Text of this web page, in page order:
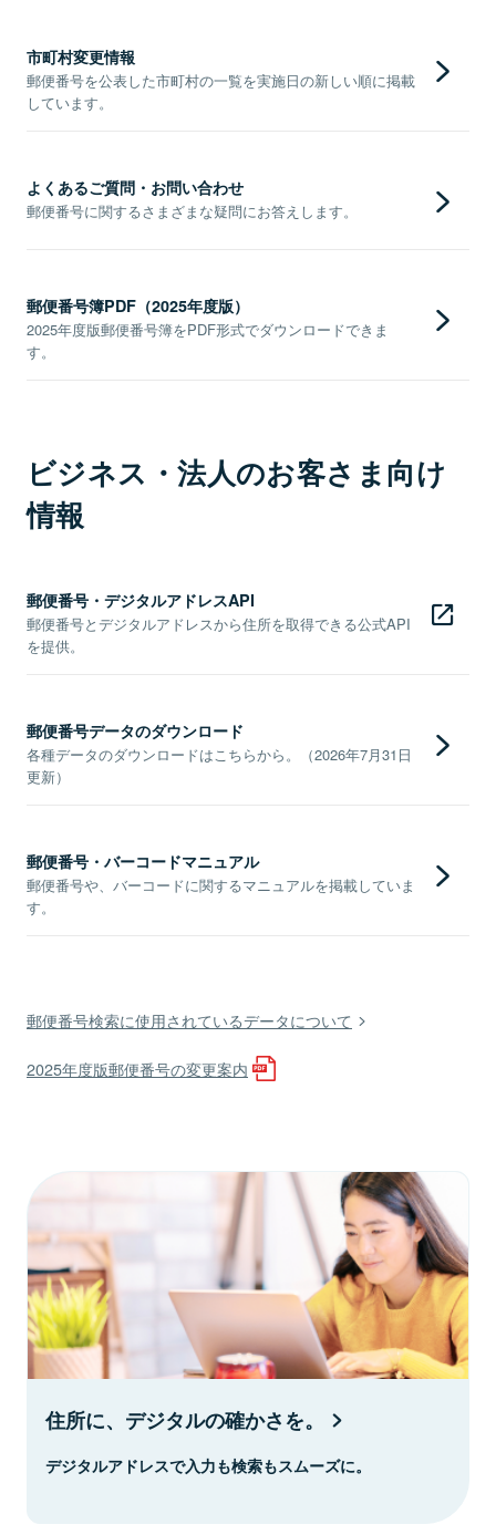
市町村変更情報
郵便番号を公表した市町村の一覧を実施日の新しい順に掲載
しています。
よくあるご質問・お問い合わせ
郵便番号に関するさまざまな疑問にお答えします。
郵便番号簿PDF（2025年度版）
2025年度版郵便番号簿をPDF形式でダウンロードできま
す。
ビジネス・法人のお客さま向け
情報
郵便番号・デジタルアドレスAPI
郵便番号とデジタルアドレスから住所を取得できる公式API
を提供。
郵便番号データのダウンロード
各種データのダウンロードはこちらから。（2026年7月31日
更新）
郵便番号・バーコードマニュアル
郵便番号や、バーコードに関するマニュアルを掲載していま
す。
郵便番号検索に使用されているデータについて
2025年度版郵便番号の変更案内
住所に、デジタルの確かさを。
デジタルアドレスで入力も検索もスムーズに。